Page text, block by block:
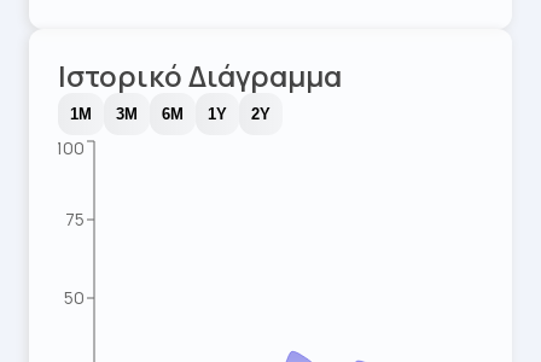
Ιστορικό Διάγραμμα
1M 3M 6M 1Y 2Y
50
75
100